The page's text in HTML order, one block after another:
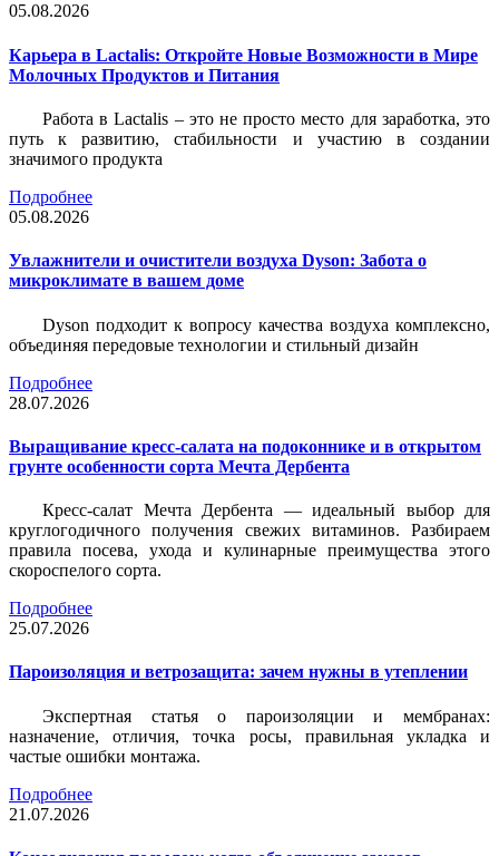
05.08.2026
Карьера в Lactalis: Откройте Новые Возможности в Мире
Молочных Продуктов и Питания
Работа в Lactalis – это не просто место для заработка, это
путь к развитию, стабильности и участию в создании
значимого продукта
Подробнее
05.08.2026
Увлажнители и очистители воздуха Dyson: Забота о
микроклимате в вашем доме
Dyson подходит к вопросу качества воздуха комплексно,
объединяя передовые технологии и стильный дизайн
Подробнее
28.07.2026
Выращивание кресс-салата на подоконнике и в открытом
грунте особенности сорта Мечта Дербента
Кресс-салат Мечта Дербента — идеальный выбор для
круглогодичного получения свежих витаминов. Разбираем
правила посева, ухода и кулинарные преимущества этого
скороспелого сорта.
Подробнее
25.07.2026
Пароизоляция и ветрозащита: зачем нужны в утеплении
Экспертная статья о пароизоляции и мембранах:
назначение, отличия, точка росы, правильная укладка и
частые ошибки монтажа.
Подробнее
21.07.2026